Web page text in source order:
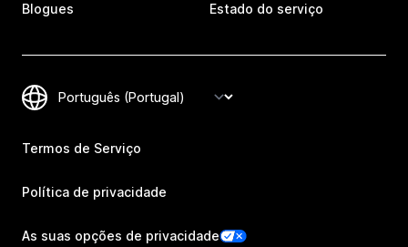
Blogues Estado do serviço
Termos de Serviço
Política de privacidade
As suas opções de privacidade